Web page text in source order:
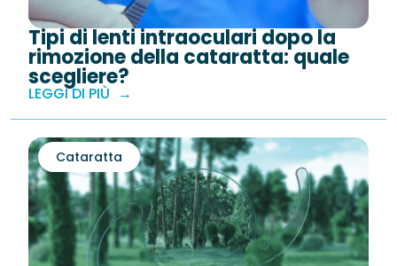
Tipi di lenti intraoculari dopo la
rimozione della cataratta: quale
scegliere?
LEGGI DI PIÙ
Cataratta
Maculopatie
Occhio Secco
Retinopatie
Neurite Ottica
OCT – Segmento Posteriore
OCT – Segmento Anteriore
Pachimetria
Tonometria
Topografia Corneale